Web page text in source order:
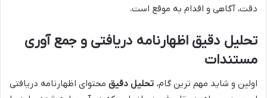
دقت، آگاهی و اقدام به موقع است.
تحلیل دقیق اظهارنامه دریافتی و جمع آوری
مستندات
اولین و شاید مهم ترین گام، تحلیل دقیقمحتوای اظهارنامه دریافتی